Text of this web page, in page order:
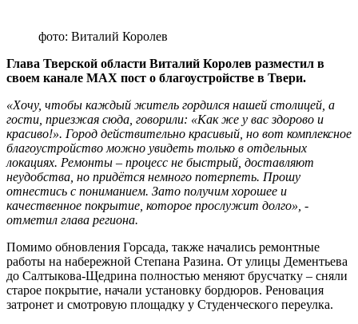
фото: Виталий Королев
Глава Тверской области Виталий Королев разместил в
своем канале MAX пост о благоустройстве в Твери.
«Хочу, чтобы каждый житель гордился нашей столицей, а
гости, приезжая сюда, говорили: «Как же у вас здорово и
красиво!». Город действительно красивый, но вот комплексное
благоустройство можно увидеть только в отдельных
локациях. Ремонты – процесс не быстрый, доставляют
неудобства, но придётся немного потерпеть. Прошу
отнестись с пониманием. Зато получим хорошее и
качественное покрытие, которое прослужит долго», -
отметил глава региона.
Помимо обновления Горсада, также начались ремонтные
работы на набережной Степана Разина. От улицы Дементьева
до Салтыкова-Щедрина полностью меняют брусчатку – сняли
старое покрытие, начали установку бордюров. Реновация
затронет и смотровую площадку у Студенческого переулка.